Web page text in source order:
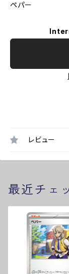
ペパー
レビュー
最近チェ